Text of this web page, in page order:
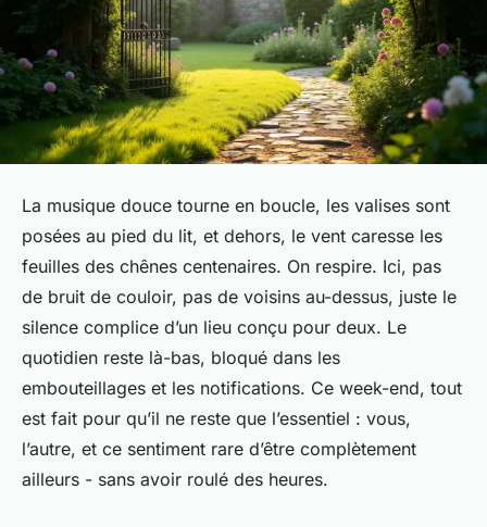
La musique douce tourne en boucle, les valises sont
posées au pied du lit, et dehors, le vent caresse les
feuilles des chênes centenaires. On respire. Ici, pas
de bruit de couloir, pas de voisins au-dessus, juste le
silence complice d’un lieu conçu pour deux. Le
quotidien reste là-bas, bloqué dans les
embouteillages et les notifications. Ce week-end, tout
est fait pour qu’il ne reste que l’essentiel : vous,
l’autre, et ce sentiment rare d’être complètement
ailleurs - sans avoir roulé des heures.